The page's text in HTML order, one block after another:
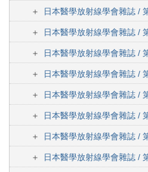
日本醫學放射線學會雜誌 /
日本醫學放射線學會雜誌 /
日本醫學放射線學會雜誌 /
日本醫學放射線學會雜誌 /
日本醫學放射線學會雜誌 /
日本醫學放射線學會雜誌 /
日本醫學放射線學會雜誌 /
日本醫學放射線學會雜誌 /